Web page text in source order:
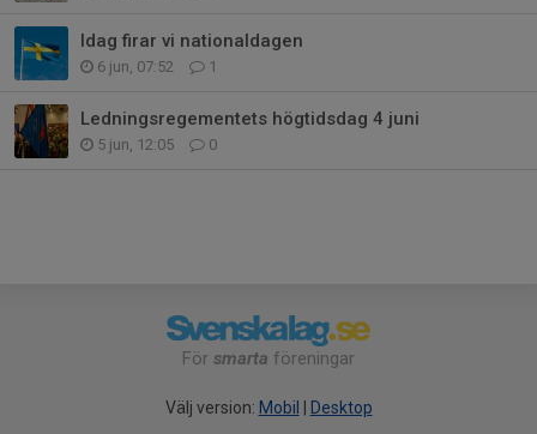
Idag firar vi nationaldagen
6 jun, 07:52 1
Ledningsregementets högtidsdag 4 juni
5 jun, 12:05 0
För smarta föreningar
Välj version: Mobil Desktop